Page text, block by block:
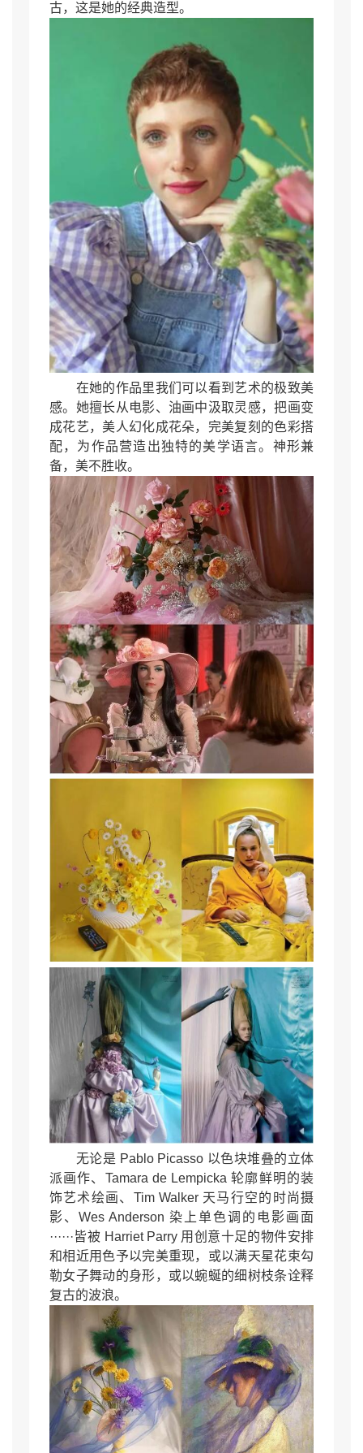
古，这是她的经典造型。
在她的作品里我们可以看到艺术的极致美
感。她擅长从电影、油画中汲取灵感，把画变
成花艺，美人幻化成花朵，完美复刻的色彩搭
配，为作品营造出独特的美学语言。神形兼
备，美不胜收。
无论是 Pablo Picasso 以色块堆叠的立体
派画作、Tamara de Lempicka 轮廓鲜明的装
饰艺术绘画、Tim Walker 天马行空的时尚摄
影、Wes Anderson 染上单色调的电影画面
······皆被 Harriet Parry 用创意十足的物件安排
和相近用色予以完美重现，或以满天星花束勾
勒女子舞动的身形，或以蜿蜒的细树枝条诠释
复古的波浪。